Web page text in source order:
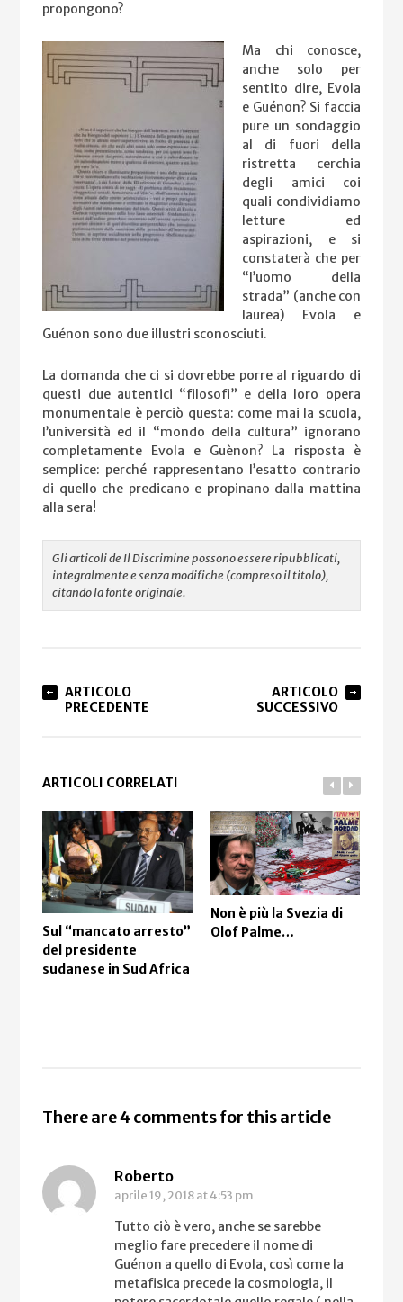
propongono?
Ma chi conosce,
anche solo per
sentito dire, Evola
e Guénon? Si faccia
pure un sondaggio
al di fuori della
ristretta cerchia
degli amici coi
quali condividiamo
letture ed
aspirazioni, e si
constaterà che per
“l’uomo della
strada” (anche con
laurea) Evola e
Guénon sono due illustri sconosciuti.
La domanda che ci si dovrebbe porre al riguardo di
questi due autentici “filosofi” e della loro opera
monumentale è perciò questa: come mai la scuola,
l’università ed il “mondo della cultura” ignorano
completamente Evola e Guènon? La risposta è
semplice: perché rappresentano l’esatto contrario
di quello che predicano e propinano dalla mattina
alla sera!
Gli articoli de Il Discrimine possono essere ripubblicati,
integralmente e senza modifiche (compreso il titolo),
citando la fonte originale.
ARTICOLO
PRECEDENTE
ARTICOLO
SUCCESSIVO
ARTICOLI CORRELATI
Sul “mancato arresto”
del presidente
sudanese in Sud Africa
Non è più la Svezia di
Olof Palme…
There are 4 comments for this article
Roberto
aprile 19, 2018at 4:53 pm
Tutto ciò è vero, anche se sarebbe
meglio fare precedere il nome di
Guénon a quello di Evola, così come la
metafisica precede la cosmologia, il